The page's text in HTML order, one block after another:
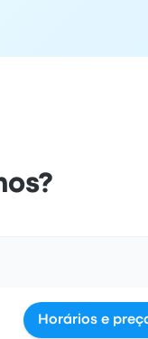
Horários e